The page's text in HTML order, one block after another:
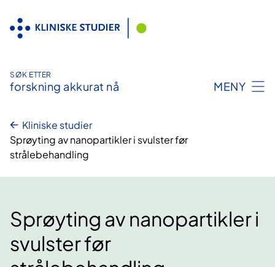
innhold
SØK ETTER
forskning akkurat nå MENY
Kliniske studier
Sprøyting av nanopartikler i svulster før
strålebehandling
Sprøyting av nanopartikler i
svulster før